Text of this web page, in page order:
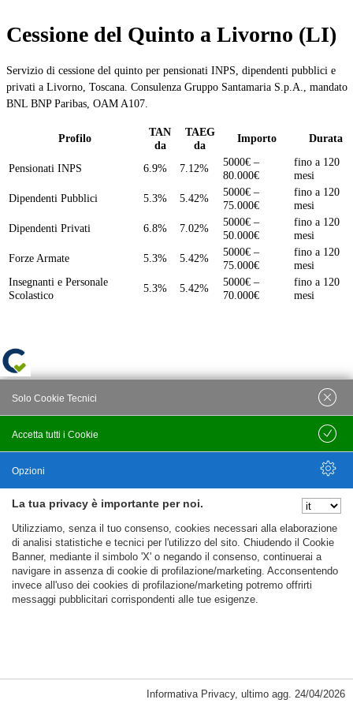
Cessione del Quinto a Livorno (LI)
Servizio di cessione del quinto per pensionati INPS, dipendenti pubblici e
privati a Livorno, Toscana. Consulenza Gruppo Santamaria S.p.A., mandato
BNL BNP Paribas, OAM A107.
Profilo
TAN
da
TAEG
da
Importo Durata
Pensionati INPS 6.9% 7.12%
5000€ –
80.000€
fino a 120
mesi
Dipendenti Pubblici
5.3% 5.42%
5000€ –
75.000€
fino a 120
mesi
Dipendenti Privati
6.8% 7.02%
5000€ –
50.000€
fino a 120
mesi
Forze Armate
5.3% 5.42%
5000€ –
75.000€
fino a 120
mesi
Insegnanti e Personale
Scolastico
5.3% 5.42%
5000€ –
70.000€
fino a 120
mesi
La tua privacy è importante per noi.
Utilizziamo, senza il tuo consenso, cookies necessari alla elaborazione
di analisi statistiche e tecnici per l'utilizzo del sito. Chiudendo il Cookie
Banner, mediante il simbolo 'X' o negando il consenso, continuerai a
navigare in assenza di cookie di profilazione/marketing. Acconsentendo
invece all'uso dei cookies di profilazione/marketing potremo offrirti
messaggi pubblicitari corrispondenti alle tue esigenze.
Cookie Necessari, Tecnici di Sessione
Accetta tutti i Cookie
Solo Cookie Tecnici
Salva
Opzioni
Nascondi Opzioni
Informativa Privacy, ultimo agg. 24/04/2026